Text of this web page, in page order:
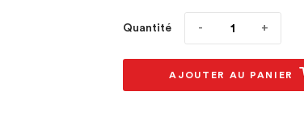
Quantité
AJOUTER AU PANIER